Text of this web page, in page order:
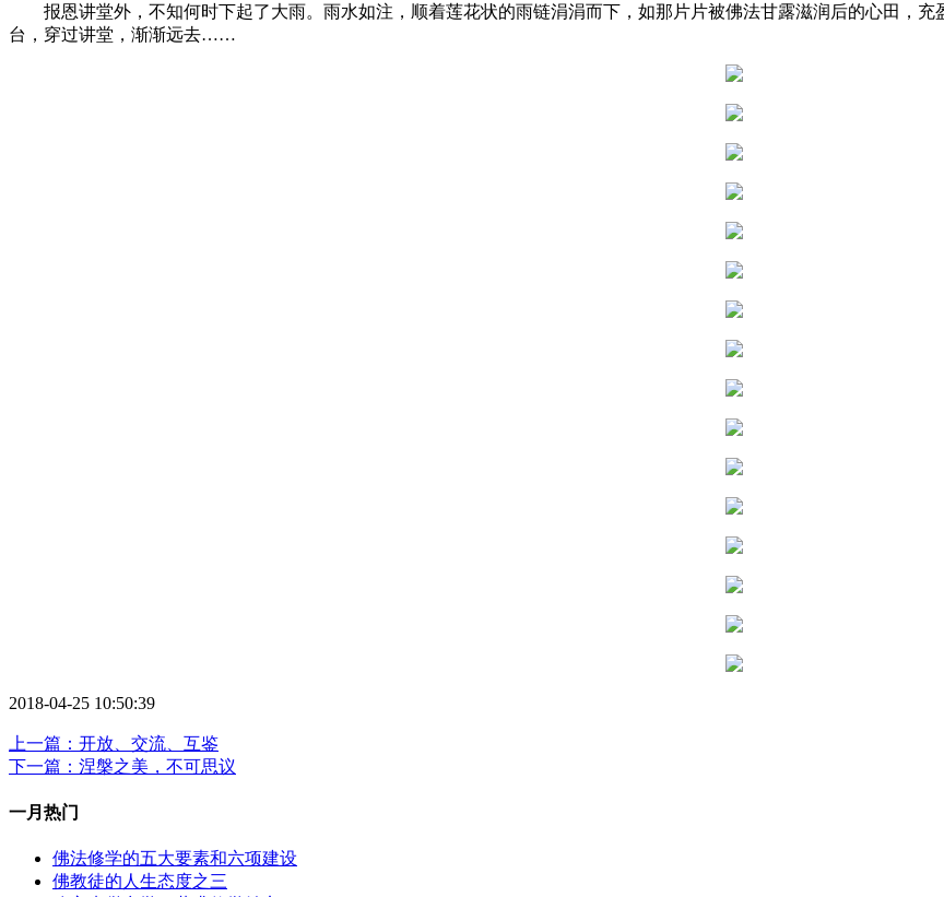
报恩讲堂外，不知何时下起了大雨。雨水如注，顺着莲花状的雨链涓涓而下，如那片片被佛法甘露滋润后的心田，充
台，穿过讲堂，渐渐远去……
2018-04-25 10:50:39
上一篇：开放、交流、互鉴
下一篇：涅槃之美，不可思议
一月热门
佛法修学的五大要素和六项建设
佛教徒的人生态度之三